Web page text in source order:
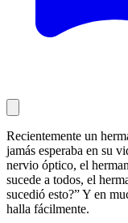
Recientemente un
jamás esperaba en su
nervio óptico, el
sucede a todos, el
sucedió esto?” Y en
halla fácilmente.